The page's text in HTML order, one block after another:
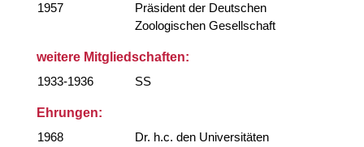
1957
Präsident der Deutschen
Zoologischen Gesellschaft
weitere Mitgliedschaften:
1933-1936
SS
Ehrungen:
1968
Dr. h.c. den Universitäten